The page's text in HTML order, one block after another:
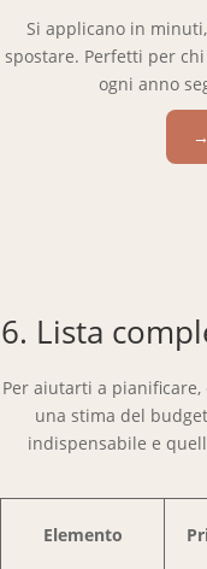
Si applicano in
spostare. Perfetti per
ogni anno
6. Lista
Per aiutarti a
una stima del
indispensabile e
Elemento